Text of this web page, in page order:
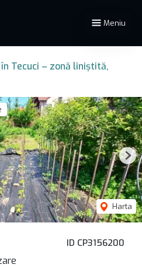
Meniu
Tecuci – zonă liniștită,
ID CP3156200
Harta